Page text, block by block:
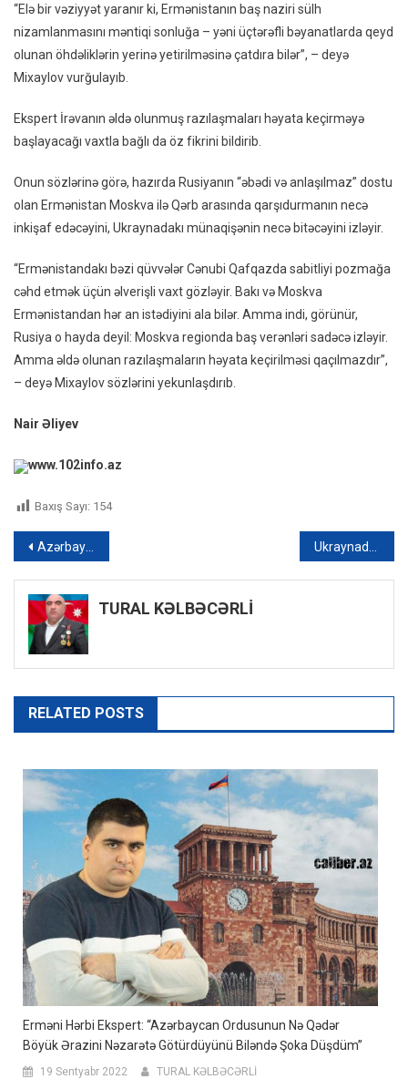
“Elə bir vəziyyət yaranır ki, Ermənistanın baş naziri sülh
nizamlanmasını məntiqi sonluğa – yəni üçtərəfli bəyanatlarda qeyd
olunan öhdəliklərin yerinə yetirilməsinə çatdıra bilər”, – deyə
Mixaylov vurğulayıb.
Ekspert İrəvanın əldə olunmuş razılaşmaları həyata keçirməyə
başlayacağı vaxtla bağlı da öz fikrini bildirib.
Onun sözlərinə görə, hazırda Rusiyanın “əbədi və anlaşılmaz” dostu
olan Ermənistan Moskva ilə Qərb arasında qarşıdurmanın necə
inkişaf edəcəyini, Ukraynadakı münaqişənin necə bitəcəyini izləyir.
“Ermənistandakı bəzi qüvvələr Cənubi Qafqazda sabitliyi pozmağa
cəhd etmək üçün əlverişli vaxt gözləyir. Bakı və Moskva
Ermənistandan hər an istədiyini ala bilər. Amma indi, görünür,
Rusiya o hayda deyil: Moskva regionda baş verənləri sadəcə izləyir.
Amma əldə olunan razılaşmaların həyata keçirilməsi qaçılmazdır”,
– deyə Mixaylov sözlərini yekunlaşdırıb.
Nair Əliyev
www.102info.az
Baxış Sayı: 154
Yazı
naviqasiyası
Azərbaycan Ordusunun artilleriya bölmələrində döyüş atışlı təlim keçirilir – VİDEO Ukraynadakı səfirliyimizin yaxınlığı raketlə vuruldu: Azyaşlı yaralandı, atası öldü – VİDEO
TURAL KƏLBƏCƏRLİ
RELATED POSTS
Erməni Hərbi Ekspert: “Azərbaycan Ordusunun Nə Qədər
Böyük Ərazini Nəzarətə Götürdüyünü Biləndə Şoka Düşdüm”
19 Sentyabr 2022 TURAL KƏLBƏCƏRLİ